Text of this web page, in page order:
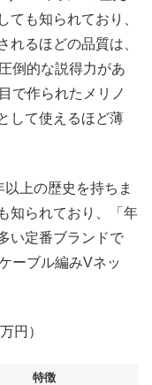
ても知られており、
れるほどの品質は、
倒的な説得力があ
で作られたメリノ
して使えるほど薄
上の歴史を持ちま
知られており、「年
い定番ブランドで
ーブル編みVネッ
円）
特徴